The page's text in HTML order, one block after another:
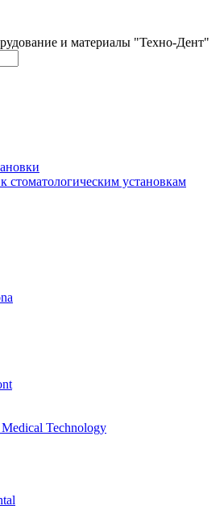
и материалы "Техно-Дент"
стоматологическим установкам
Technology